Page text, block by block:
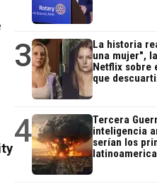
3
La historia
una mujer",
Netflix sobre
que
4
Tercera
inteligencia
serían los